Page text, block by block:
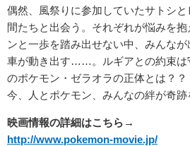
偶然、風祭りに参加していたサトシ
間たちと出会う。それぞれが悩みを
ンと一歩を踏み出せない中、みんな
車が動き出す……。ルギアとの約束は
のポケモン・ゼラオラの正体とは？？
今、人とポケモン、みんなの絆が奇
映画情報の詳細はこちら→
http://www.pokemon-movie.jp/